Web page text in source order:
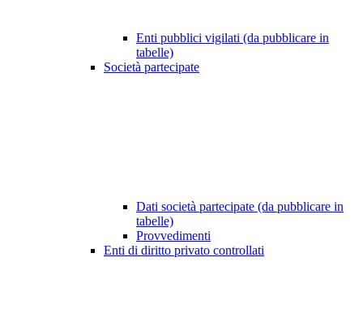
Enti pubblici vigilati (da pubblicare in
tabelle)
Società partecipate
Dati società partecipate (da pubblicare in
tabelle)
Provvedimenti
Enti di diritto privato controllati